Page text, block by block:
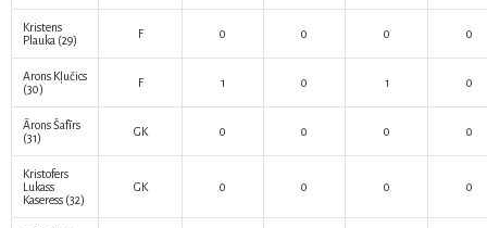
Kristens
Plauka (29) F 0 0 0 0
Arons Kļučics
(30)
F 1 0 1 0
Ārons Šafīrs
(31)
GK 0 0 0 0
Kristofers
Lukass
Kaseress (32)
GK 0 0 0 0